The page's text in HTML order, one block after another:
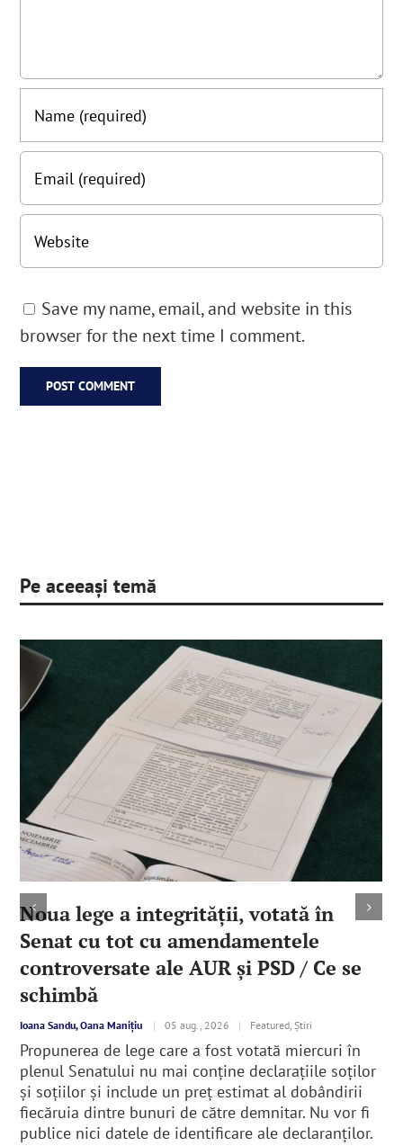
Save my name, email, and website in this
browser for the next time I comment.
Pe aceeași temă
Noua lege a integrităţii, votată în
Senat cu tot cu amendamentele
controversate ale AUR şi PSD / Ce se
schimbă
Ioana Sandu, Oana Manițiu | 05 aug., 2026 | Featured, Știri
Propunerea de lege care a fost votată miercuri în
plenul Senatului nu mai conține declarațiile soților
și soțiilor şi include un preț estimat al dobândirii
fiecăruia dintre bunuri de către demnitar. Nu vor fi
publice nici datele de identificare ale declaranţilor.